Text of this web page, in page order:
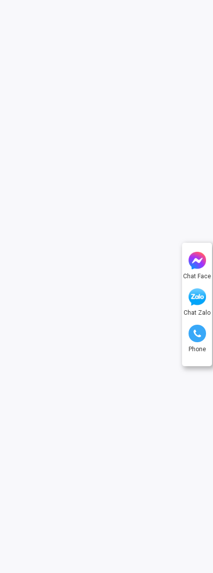
Chat Face
Chat Zalo
Phone